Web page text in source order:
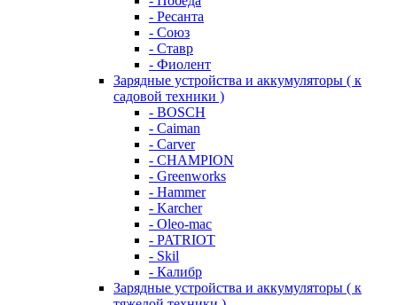
- Ресанта
- Союз
- Ставр
- Фиолент
Зарядные устройства и аккумуляторы ( к
садовой техники )
- BOSCH
- Caiman
- Carver
- CHAMPION
- Greenworks
- Hammer
- Karcher
- Oleo-mac
- PATRIOT
- Skil
- Калибр
Зарядные устройства и аккумуляторы ( к